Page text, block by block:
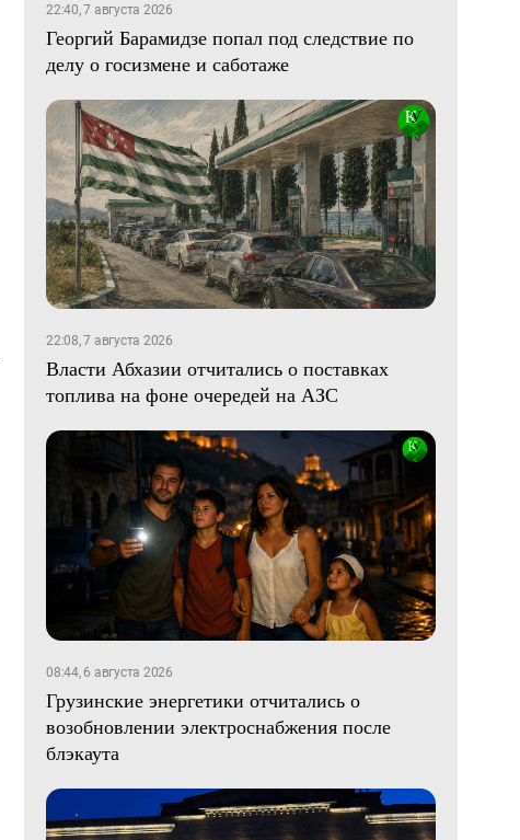
22:40, 7 августа 2026
Георгий Барамидзе попал под следствие по
делу о госизмене и саботаже
22:08, 7 августа 2026
Власти Абхазии отчитались о поставках
топлива на фоне очередей на АЗС
08:44, 6 августа 2026
Грузинские энергетики отчитались о
возобновлении электроснабжения после
блэкаута